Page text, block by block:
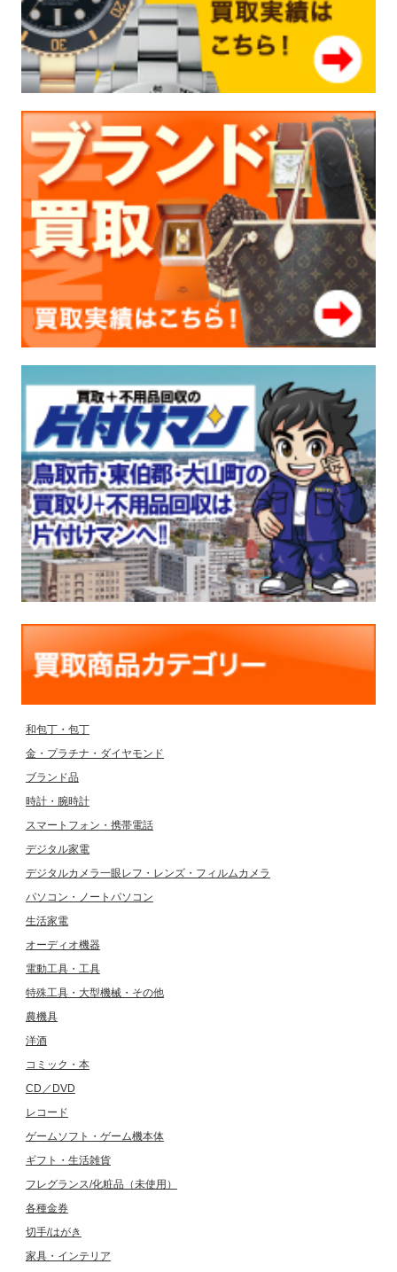
和包丁・包丁
金・プラチナ・ダイヤモンド
ブランド品
時計・腕時計
スマートフォン・携帯電話
デジタル家電
デジタルカメラ一眼レフ・レンズ・フィルムカメラ
パソコン・ノートパソコン
生活家電
オーディオ機器
電動工具・工具
特殊工具・大型機械・その他
農機具
洋酒
コミック・本
CD／DVD
レコード
ゲームソフト・ゲーム機本体
ギフト・生活雑貨
フレグランス/化粧品（未使用）
各種金券
切手/はがき
家具・インテリア